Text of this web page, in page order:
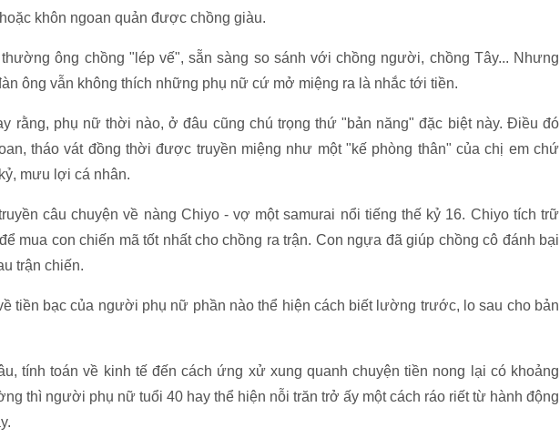
khôn ngoan quản được chồng giàu.
ông chồng "lép vế", sẵn sàng so sánh với chồng người, chồng Tây... Nhưng
ông vẫn không thích những phụ nữ cứ mở miệng ra là nhắc tới tiền.
rằng, phụ nữ thời nào, ở đâu cũng chú trọng thứ "bản năng" đặc biệt này. Điều đó
tháo vát đồng thời được truyền miệng như một "kế phòng thân" của chị em chứ
mưu lợi cá nhân.
câu chuyện về nàng Chiyo - vợ một samurai nổi tiếng thế kỷ 16. Chiyo tích trữ
mua con chiến mã tốt nhất cho chồng ra trận. Con ngựa đã giúp chồng cô đánh bại
trận chiến.
tiền bạc của người phụ nữ phần nào thể hiện cách biết lường trước, lo sau cho bản
tính toán về kinh tế đến cách ứng xử xung quanh chuyện tiền nong lại có khoảng
thì người phụ nữ tuổi 40 hay thể hiện nỗi trăn trở ấy một cách ráo riết từ hành động